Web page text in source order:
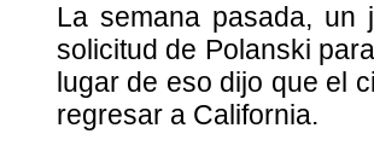
La semana pasada, un
solicitud de Polanski
lugar de eso dijo que el
regresar a California.